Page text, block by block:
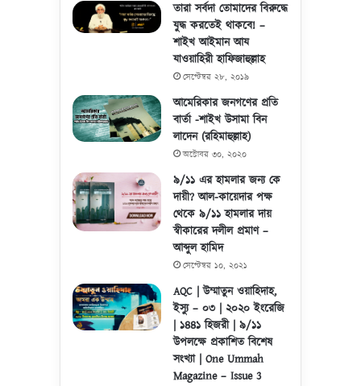
তারা সর্বদা তোমাদের বিরুদ্ধে
যুদ্ধ করতেই থাকবে! –
শাইখ আইমান আয
যাওয়াহিরী হাফিজাহুল্লাহ
সেপ্টেম্বর ২৮, ২০১৯
আমেরিকার জনগণের প্রতি
বার্তা -শাইখ উসামা বিন
লাদেন (রহিমাহুল্লাহ)
অক্টোবর ৩০, ২০২০
৯/১১ এর হামলার জন্য কে
দায়ী? আল-কায়েদার পক্ষ
থেকে ৯/১১ হামলার দায়
স্বীকারের দলীল প্রমাণ –
আব্দুল হামিদ
সেপ্টেম্বর ১০, ২০২১
AQC | উম্মাতুন ওয়াহিদাহ,
ইস্যু – ০৩ | ২০২০ ইংরেজি
| ১৪৪১ হিজরী | ৯/১১
উপলক্ষে প্রকাশিত বিশেষ
সংখ্যা | One Ummah
Magazine – Issue 3